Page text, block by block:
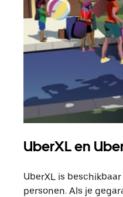
UberXL en
UberXL is
personen. Als je